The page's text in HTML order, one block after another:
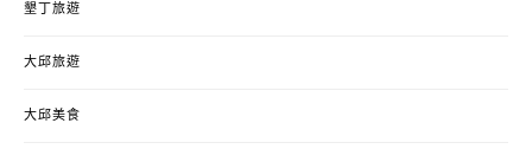
墾丁旅遊
大邱旅遊
大邱美食